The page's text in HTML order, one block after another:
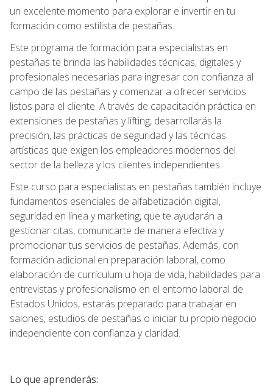
un excelente momento para explorar e invertir en tu
formación como estilista de pestañas.
Este programa de formación para especialistas en
pestañas te brinda las habilidades técnicas, digitales y
profesionales necesarias para ingresar con confianza al
campo de las pestañas y comenzar a ofrecer servicios
listos para el cliente. A través de capacitación práctica en
extensiones de pestañas y lifting, desarrollarás la
precisión, las prácticas de seguridad y las técnicas
artísticas que exigen los empleadores modernos del
sector de la belleza y los clientes independientes.
Este curso para especialistas en pestañas también incluye
fundamentos esenciales de alfabetización digital,
seguridad en línea y marketing, que te ayudarán a
gestionar citas, comunicarte de manera efectiva y
promocionar tus servicios de pestañas. Además, con
formación adicional en preparación laboral, como
elaboración de currículum u hoja de vida, habilidades para
entrevistas y profesionalismo en el entorno laboral de
Estados Unidos, estarás preparado para trabajar en
salones, estudios de pestañas o iniciar tu propio negocio
independiente con confianza y claridad.
Lo que aprenderás: